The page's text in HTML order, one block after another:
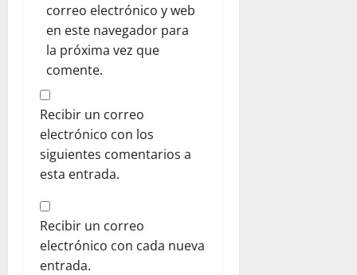
correo electrónico y web
en este navegador para
la próxima vez que
comente.
Recibir un correo
electrónico con los
siguientes comentarios a
esta entrada.
Recibir un correo
electrónico con cada nueva
entrada.